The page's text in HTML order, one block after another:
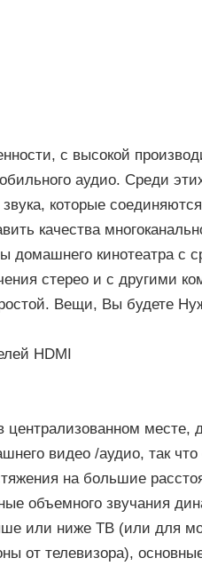
с высокой
аудио. Среди
которые
качества
домашнего кинотеатра с
стерео и с другими
Вещи, Вы будете
HDMI
месте,
видео /аудио, так
на большие
объемного звучания
или ниже ТВ (или для
от телевизора),